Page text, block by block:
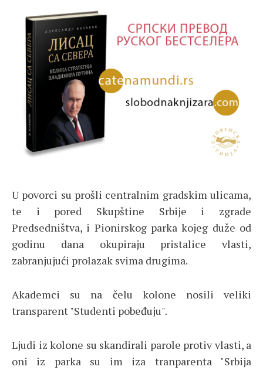
U povorci su prošli centralnim gradskim ulicama,
te i pored Skupštine Srbije i zgrade
Predsedništva, i Pionirskog parka kojeg duže od
godinu dana okupiraju pristalice vlasti,
zabranjujući prolazak svima drugima.
Akademci su na čelu kolone nosili veliki
transparent "Studenti pobeđuju".
Ljudi iz kolone su skandirali parole protiv vlasti, a
oni iz parka su im iza tranparenta "Srbija